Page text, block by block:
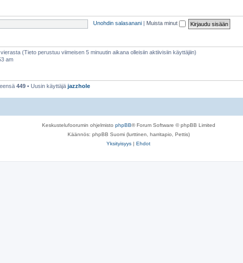
Unohdin salasanani Muista minut
(Tieto perustuu viimeisen 5 minuutin aikana olleisiin aktiivisiin käyttäjiin)
am
449 • Uusin käyttäjä jazzhole
Keskustelufoorumin ohjelmisto phpBB® Forum Software © phpBB Limited
Käännös: phpBB Suomi (lurttinen, harritapio, Pettis)
Yksityisyys | Ehdot